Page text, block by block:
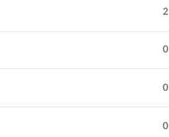
2
0
0
0